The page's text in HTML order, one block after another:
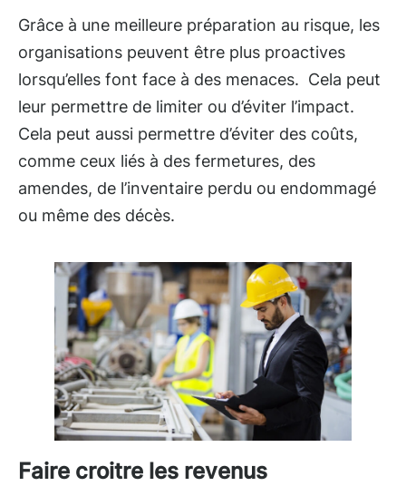
Grâce à une meilleure préparation au risque, les
organisations peuvent être plus proactives
lorsqu’elles font face à des menaces. Cela peut
leur permettre de limiter ou d’éviter l’impact.
Cela peut aussi permettre d’éviter des coûts,
comme ceux liés à des fermetures, des
amendes, de l’inventaire perdu ou endommagé
ou même des décès.
Faire croitre les revenus